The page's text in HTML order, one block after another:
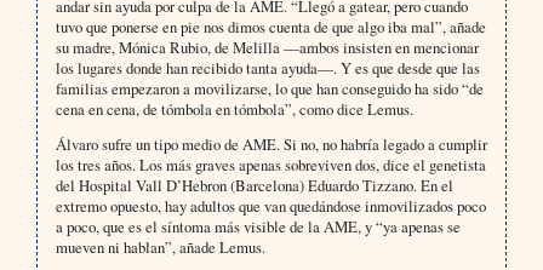
andar sin ayuda por culpa de la AME. “Llegó a gatear, pero cuando
tuvo que ponerse en pie nos dimos cuenta de que algo iba mal”, añade
su madre, Mónica Rubio, de Melilla —ambos insisten en mencionar
los lugares donde han recibido tanta ayuda—. Y es que desde que las
familias empezaron a movilizarse, lo que han conseguido ha sido “de
cena en cena, de tómbola en tómbola”, como dice Lemus.
Álvaro sufre un tipo medio de AME. Si no, no habría legado a cumplir
los tres años. Los más graves apenas sobreviven dos, dice el genetista
del Hospital Vall D’Hebron (Barcelona) Eduardo Tizzano. En el
extremo opuesto, hay adultos que van quedándose inmovilizados poco
a poco, que es el síntoma más visible de la AME, y “ya apenas se
mueven ni hablan”, añade Lemus.